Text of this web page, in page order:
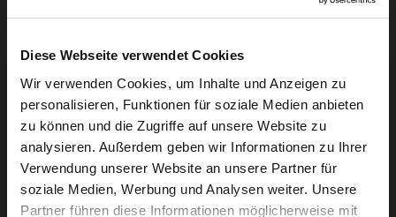
Diese Webseite verwendet Cookies
Wir verwenden Cookies, um Inhalte und Anzeigen zu
personalisieren, Funktionen für soziale Medien anbieten
zu können und die Zugriffe auf unsere Website zu
analysieren. Außerdem geben wir Informationen zu Ihrer
Verwendung unserer Website an unsere Partner für
soziale Medien, Werbung und Analysen weiter. Unsere
Partner führen diese Informationen möglicherweise mit
Der eine mit Erfolg, der andere ohne.
Der eine als Klassenclown, der andere als Streber.
Was aus uns geworden ist?
Der Zuschauer darf sich freuen auf „Das
Klassentreffen“ – die neue Produktion der